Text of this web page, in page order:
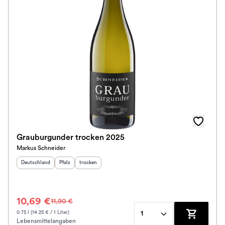
Grauburgunder trocken 2025
Markus Schneider
Herkunftsland
Deutschland Herkunftsregion
Pfalz Geschmack
trocken
10,69 €11,90 €
0.75 l (14.25 € / 1 Liter)
Lebensmittelangaben
1
Zum